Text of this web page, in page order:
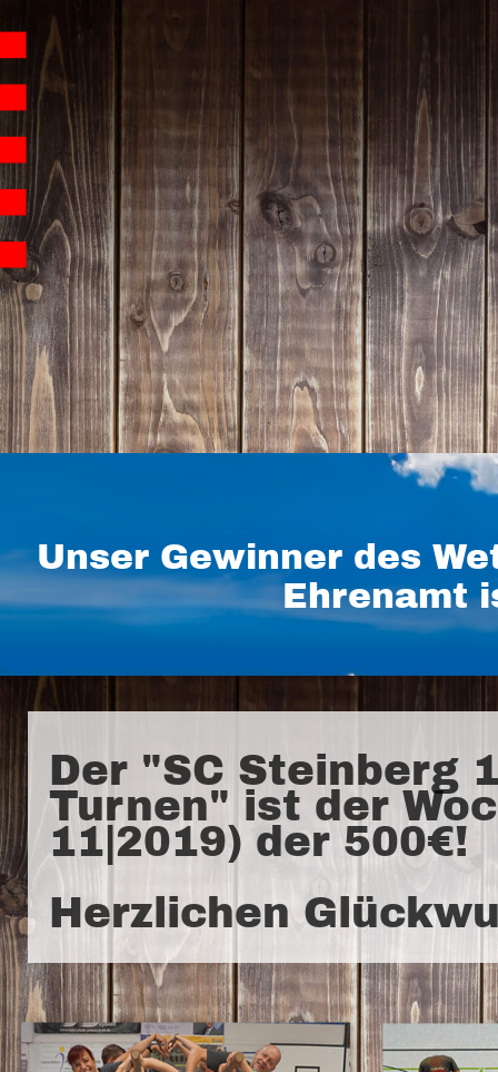
Homepage |
Impressum
Datenschutz
Unser Gewinner des
Ehrenamt
Der "SC Steinberg
Turnen" ist der
11|2019) der 500€!
Herzlichen